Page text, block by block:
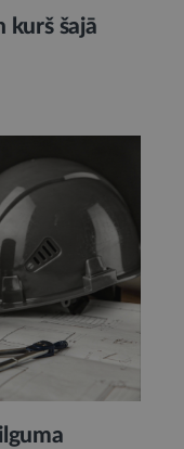
kurš šajā